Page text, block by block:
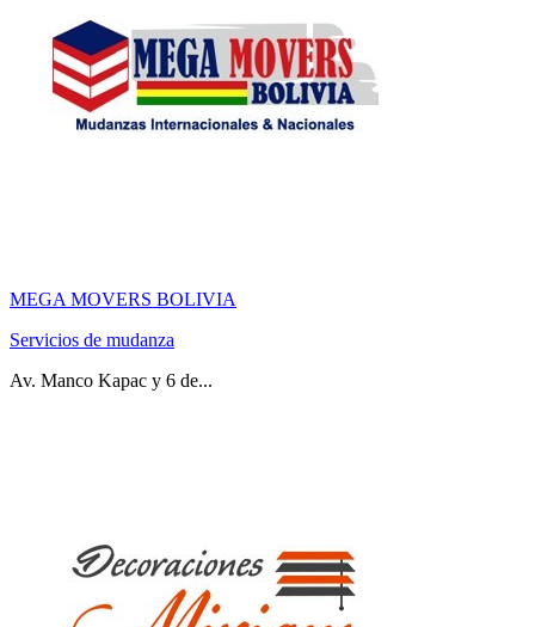
MEGA MOVERS BOLIVIA
Servicios de mudanza
Av. Manco Kapac y 6 de...